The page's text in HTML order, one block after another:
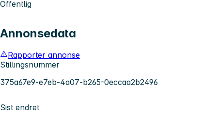
Offentlig
Annonsedata
Rapporter annonse
Stillingsnummer
375a67e9-e7eb-4a07-b265-0eccaa2b2496
Sist endret